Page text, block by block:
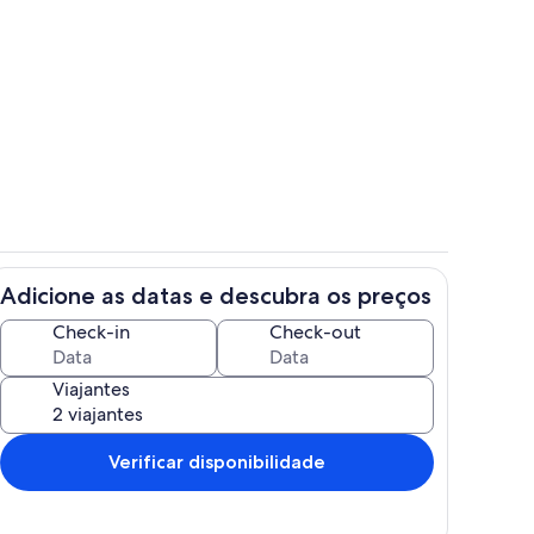
Fachada
Adicione as datas e descubra os preços
Check-in Check-out
Viajantes
Verificar disponibilidade